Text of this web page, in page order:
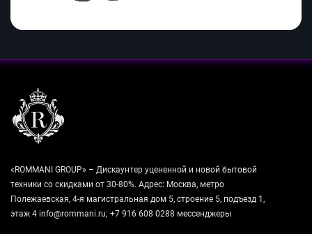
«ROMMANI GROUP» – Дискаунтер уцененной и новой бытовой
техники со скидками от 30-80%. Адрес: Москва, метро
Полежаевская, 4-я магистральная дом 5, строение 5, подъезд 1,
этаж 4 info@rommani.ru; +7 916 608 0288 мессенджеры